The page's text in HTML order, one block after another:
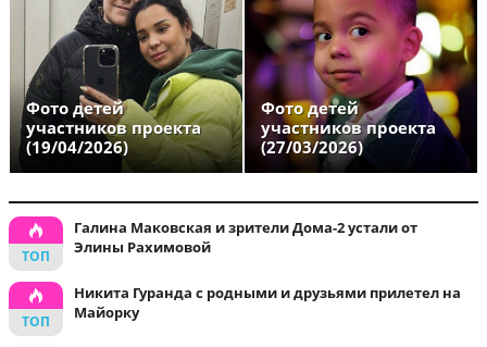
Фото детей
участников проекта
(19/04/2026)
Фото детей
участников проекта
(27/03/2026)
Галина Маковская и зрители Дома-2 устали от
Элины Рахимовой
Никита Гуранда с родными и друзьями прилетел на
Майорку